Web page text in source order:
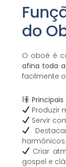
do
O oboé é
afina toda
facilmente
Produzir
Servir
harmônicos.
Criar
gospel e